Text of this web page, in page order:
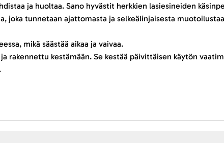
ja huoltaa. Sano hyvästit herkkien lasiesineiden
joka tunnetaan ajattomasta ja selkeälinjaisesta
mikä säästää aikaa ja vaivaa.
rakennettu kestämään. Se kestää päivittäisen käytön